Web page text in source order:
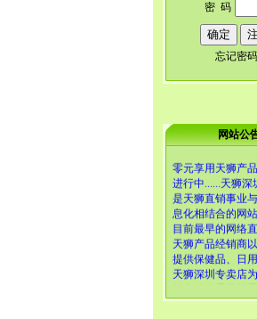
密 码
忘记密
网站公
零元享用天狮产
进行中......天狮深
是天狮直销事业
息化相结合的网
目前最早的网络
天狮产品经销商
提供保健品、日
天狮深圳专卖店
的直销人员提供
诚邀您的加盟、